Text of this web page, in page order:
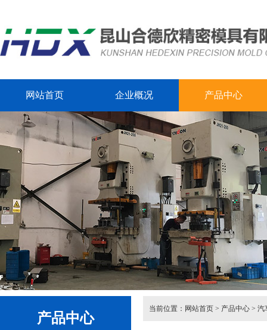
网站首页 企业概况 产品中心
产品中心
当前位置： 网站首页 > 产品中心 > 汽